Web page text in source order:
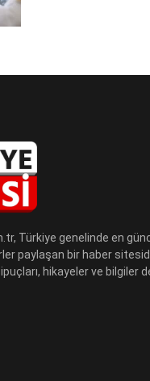
Türkiye genelinde en
paylaşan bir haber
hikayeler ve bilgiler